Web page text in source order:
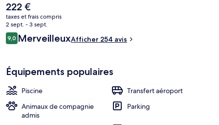
Le
prix
actuel
est
de
222 €
taxes et frais compris
2 sept. - 3 sept.
Avis
voyageurs
9,09,0 sur 10
MerveilleuxAfficher 254 avis
Équipements populaires
Piscine
Transfert aéroport
Animaux de compagnie
admis
Parking